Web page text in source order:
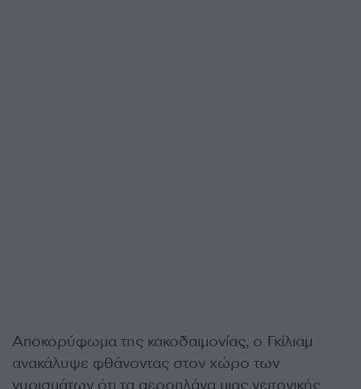
Αποκορύφωμα της κακοδαιμονίας, ο Γκίλιαμ
ανακάλυψε φθάνοντας στον χώρο των
γυρισμάτων ότι τα αεροπλάνα μιας γειτονικής